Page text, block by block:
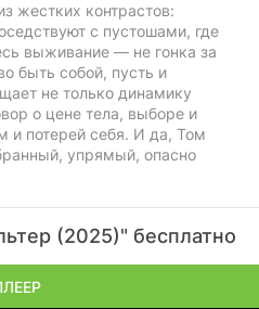
жестких контрастов:
с пустошами, где
выживание — не гонка за
быть собой, пусть и
не только динамику
о цене тела, выборе и
и потерей себя. И да, Том
упрямый, опасно
(2025)" бесплатно